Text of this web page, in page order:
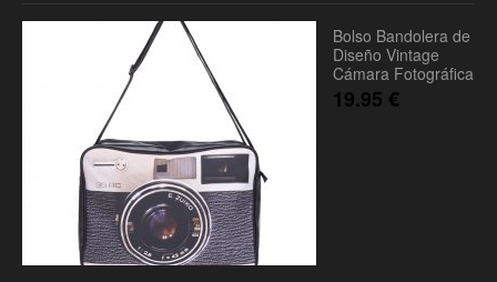
Bolso Bandolera de
Diseño Vintage
Cámara Fotográfica
19.95 €